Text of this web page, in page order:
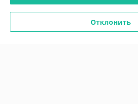
Полная версия сайта
Отклонить